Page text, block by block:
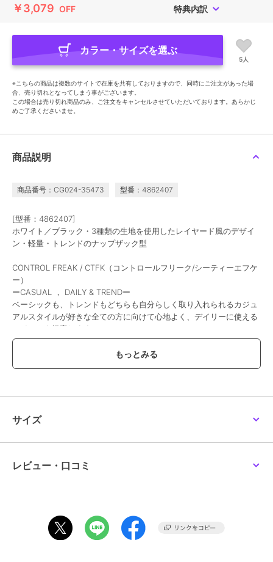
￥3,079 OFF 特典内訳
カラー・サイズを選ぶ
5人
※こちらの商品は複数のサイトで在庫を共有しておりますので、同時にご注文があった場
合、売り切れとなってしまう事がございます。
この場合は売り切れ商品のみ、ご注文をキャンセルさせていただいております。あらかじ
めご了承くださいませ。
商品説明
商品番号：CG024-35473 型番：4862407
[型番：4862407]
ホワイト／ブラック・3種類の生地を使用したレイヤード風のデザイ
ン・軽量・トレンドのナップザック型
CONTROL FREAK / CTFK（コントロールフリーク/シーティーエフケ
ー）
ーCASUAL ， DAILY & TRENDー
ベーシックも、トレンドもどちらも自分らしく取り入れられるカジュ
アルスタイルが好きな全ての方に向けて心地よく、デイリーに使える
アイテムを提案します。
コアターゲット層 20代後半～30代
≪重さ≫F／約170g
ブランド
黒、白
サイズ
レビュー・口コミ